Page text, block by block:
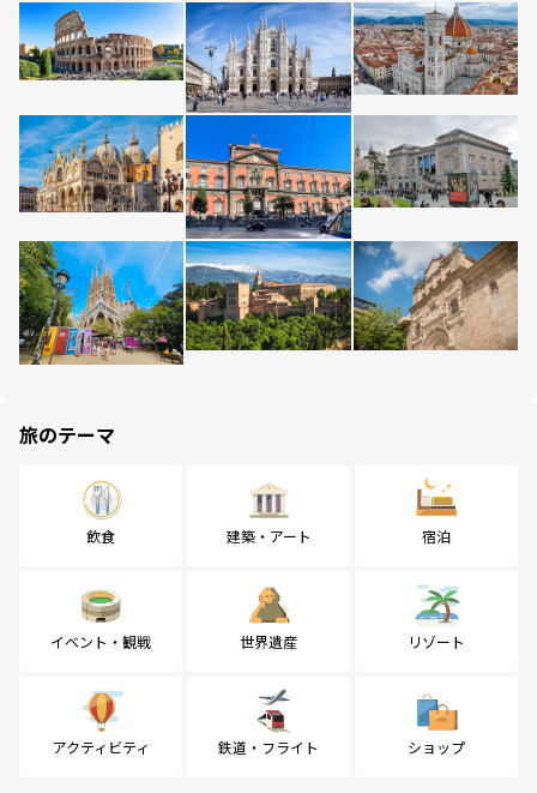
旅のテーマ
飲食 建築・アート 宿泊
イベント・観戦 世界遺産 リゾート
アクティビティ 鉄道・フライト ショップ